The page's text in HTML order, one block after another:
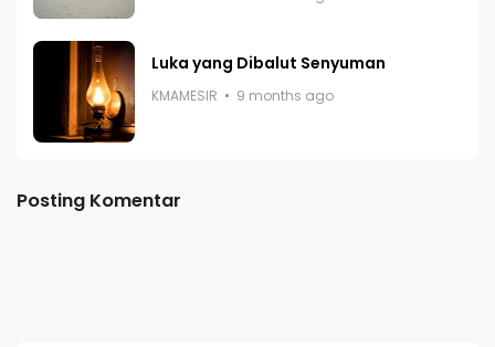
Luka yang Dibalut Senyuman
KMAMESIR 9 months ago
Posting Komentar